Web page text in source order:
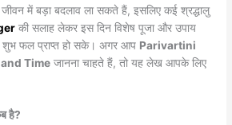
में बड़ा बदलाव ला सकते हैं, इसलिए कई श्रद्धालु
की सलाह लेकर इस दिन विशेष पूजा और उपाय
शुभ फल प्राप्त हो सके। अगर आप Parivartini
Time जानना चाहते हैं, तो यह लेख आपके लिए
है?